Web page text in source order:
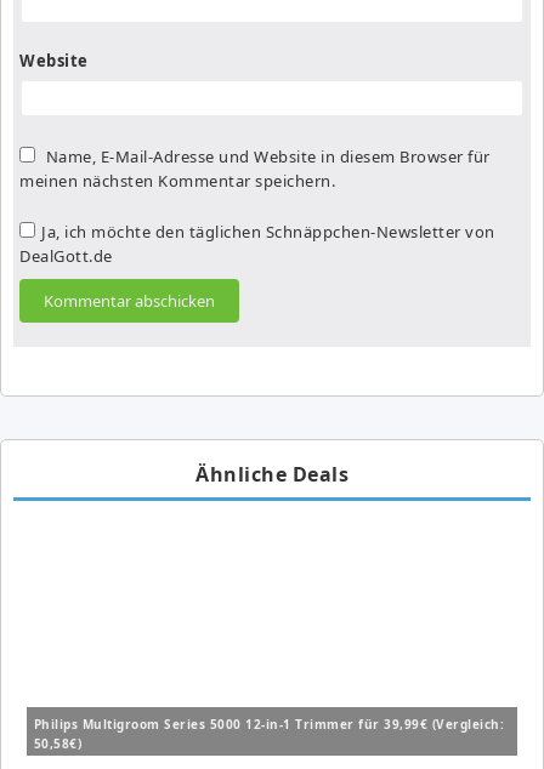
Website
Name, E-Mail-Adresse und Website in diesem Browser für
meinen nächsten Kommentar speichern.
Ja, ich möchte den täglichen Schnäppchen-Newsletter von
DealGott.de
Ähnliche Deals
Philips Multigroom Series 5000 12-in-1 Trimmer für 39,99€ (Vergleich:
50,58€)